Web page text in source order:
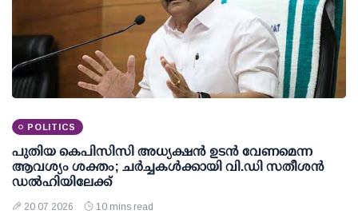
POLITICS
പുതിയ കെപിസിസി അധ്യക്ഷന്‍ ഉടന്‍ വേണമെന്ന
ആവശ്യം ശക്തം; ചര്‍ച്ചകള്‍ക്കായി വി.ഡി സതീശന്‍
ഡല്‍ഹിയിലേക്ക്
20 07 2026 10 mins read